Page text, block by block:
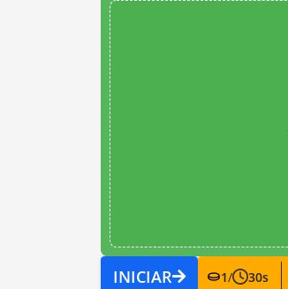
INICIAR 1/ 30s